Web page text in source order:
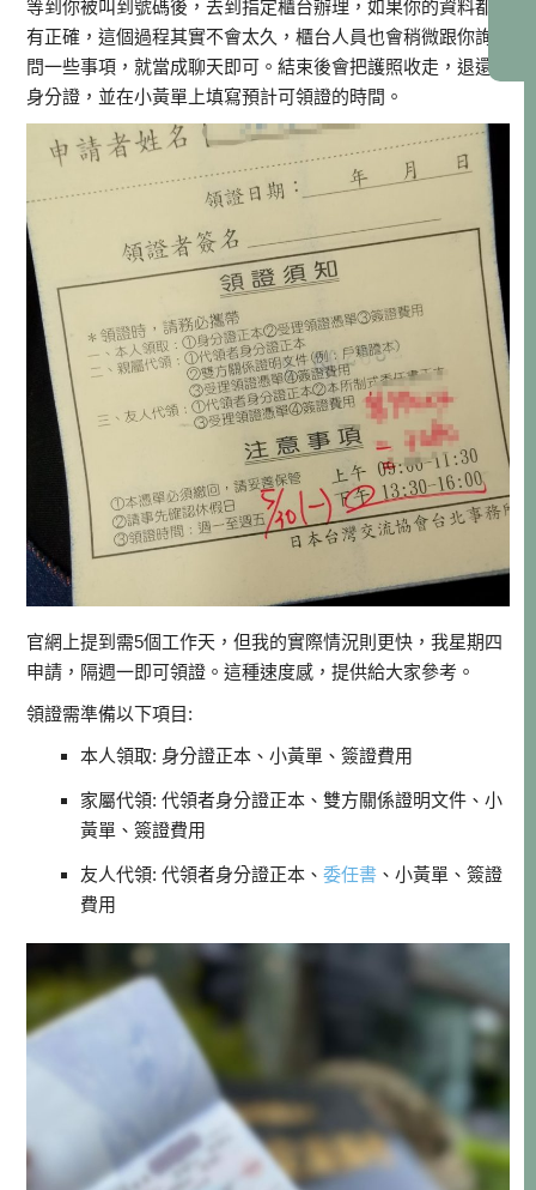
等到你被叫到號碼後，去到指定櫃台辦理，如果你的資料都
有正確，這個過程其實不會太久，櫃台人員也會稍微跟你詢
問一些事項，就當成聊天即可。結束後會把護照收走，退還
身分證，並在小黃單上填寫預計可領證的時間。
官網上提到需5個工作天，但我的實際情況則更快，我星期四
申請，隔週一即可領證。這種速度感，提供給大家參考。
領證需準備以下項目:
本人領取: 身分證正本、小黃單、簽證費用
家屬代領: 代領者身分證正本、雙方關係證明文件、小
黃單、簽證費用
友人代領: 代領者身分證正本、委任書 、小黃單、簽證
費用